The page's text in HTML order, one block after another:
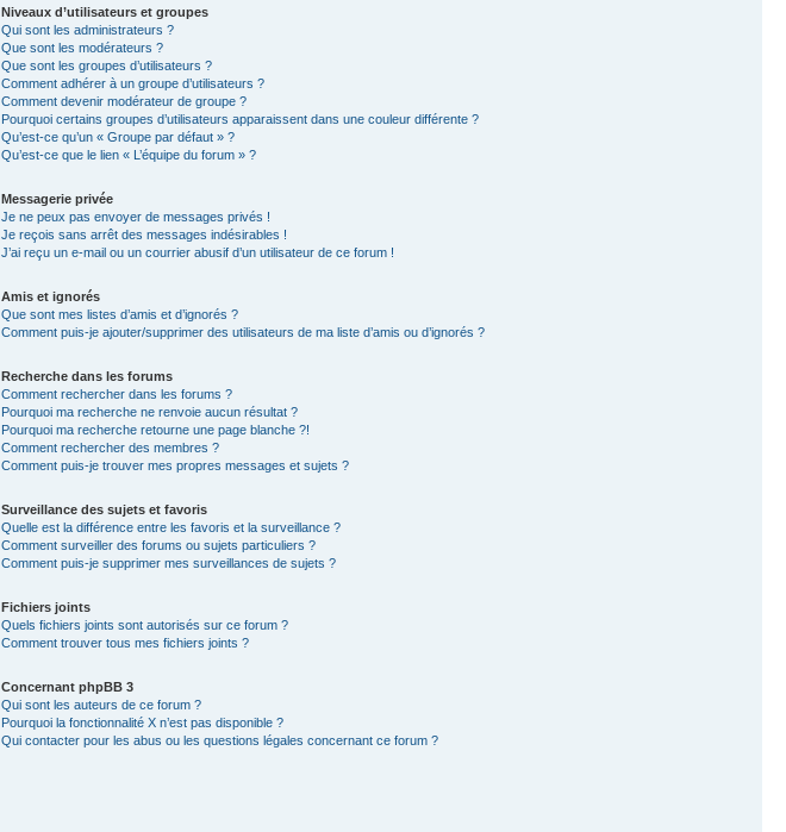
Niveaux d’utilisateurs et groupes
Qui sont les administrateurs ?
Que sont les modérateurs ?
Que sont les groupes d’utilisateurs ?
Comment adhérer à un groupe d’utilisateurs ?
Comment devenir modérateur de groupe ?
Pourquoi certains groupes d’utilisateurs apparaissent dans une couleur différente ?
Qu’est-ce qu’un « Groupe par défaut » ?
Qu’est-ce que le lien « L’équipe du forum » ?
Messagerie privée
Je ne peux pas envoyer de messages privés !
Je reçois sans arrêt des messages indésirables !
J’ai reçu un e-mail ou un courrier abusif d’un utilisateur de ce forum !
Amis et ignorés
Que sont mes listes d’amis et d’ignorés ?
Comment puis-je ajouter/supprimer des utilisateurs de ma liste d’amis ou d’ignorés ?
Recherche dans les forums
Comment rechercher dans les forums ?
Pourquoi ma recherche ne renvoie aucun résultat ?
Pourquoi ma recherche retourne une page blanche ?!
Comment rechercher des membres ?
Comment puis-je trouver mes propres messages et sujets ?
Surveillance des sujets et favoris
Quelle est la différence entre les favoris et la surveillance ?
Comment surveiller des forums ou sujets particuliers ?
Comment puis-je supprimer mes surveillances de sujets ?
Fichiers joints
Quels fichiers joints sont autorisés sur ce forum ?
Comment trouver tous mes fichiers joints ?
Concernant phpBB 3
Qui sont les auteurs de ce forum ?
Pourquoi la fonctionnalité X n’est pas disponible ?
Qui contacter pour les abus ou les questions légales concernant ce forum ?